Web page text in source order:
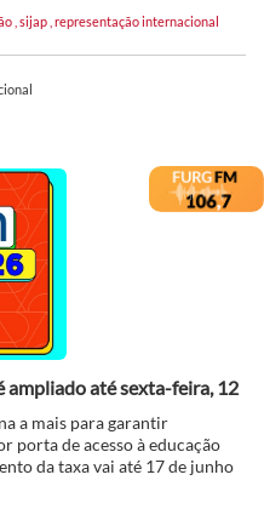
sijap representação internacional
ampliado até sexta-feira, 12
a mais para garantir
porta de acesso à educação
da taxa vai até 17 de junho